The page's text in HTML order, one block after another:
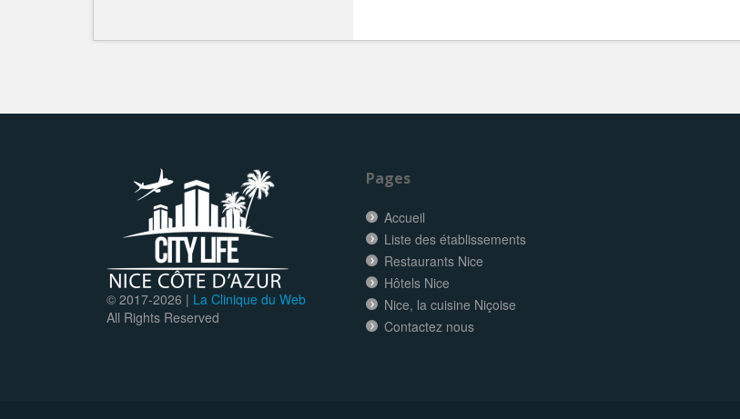
© 2017-2026 | La Clinique du Web
All Rights Reserved
Pages
Accueil
Liste des établissements
Restaurants Nice
Hôtels Nice
Nice, la cuisine Niçoise
Contactez nous